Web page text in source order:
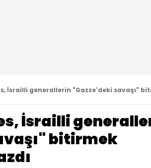
İsrailli generallerin "Gazze'deki savaşı"
İsrailli
bitirmek